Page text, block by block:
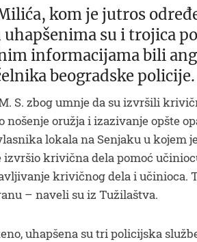
kom je jutros
su i trojica
informacijama bili
beogradske policije.
S. zbog umnje da su izvršili
nošenje oružja i izazivanje opšte
lokala na Senjaku u kojem
izvršio krivična dela pomoć
krivičnog dela i učinioca.
– naveli su iz Tužilaštva.
uhapšena su tri policijska